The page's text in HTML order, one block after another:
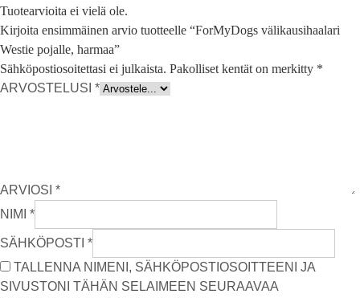
Tuotearvioita ei vielä ole.
Kirjoita ensimmäinen arvio tuotteelle “ForMyDogs välikausihaalari
Westie pojalle, harmaa”
Sähköpostiosoitettasi ei julkaista. Pakolliset kentät on merkitty *
ARVOSTELUSI *
ARVIOSI *
NIMI *
SÄHKÖPOSTI *
TALLENNA NIMENI, SÄHKÖPOSTIOSOITTEENI JA
SIVUSTONI TÄHÄN SELAIMEEN SEURAAVAA